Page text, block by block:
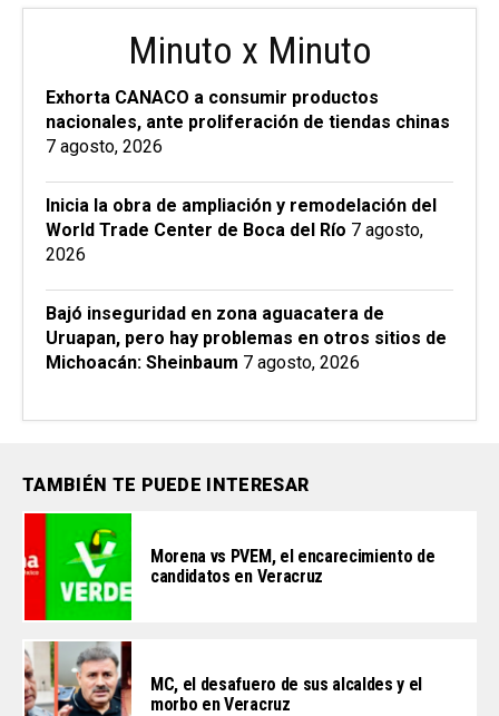
Minuto x Minuto
Exhorta CANACO a consumir productos
nacionales, ante proliferación de tiendas chinas
7 agosto, 2026
Inicia la obra de ampliación y remodelación del
World Trade Center de Boca del Río 7 agosto,
2026
Bajó inseguridad en zona aguacatera de
Uruapan, pero hay problemas en otros sitios de
Michoacán: Sheinbaum 7 agosto, 2026
TAMBIÉN TE PUEDE INTERESAR
Morena vs PVEM, el encarecimiento de
candidatos en Veracruz
MC, el desafuero de sus alcaldes y el
morbo en Veracruz